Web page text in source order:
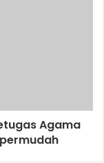
Agama